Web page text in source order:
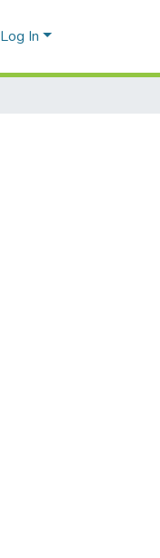
Log In